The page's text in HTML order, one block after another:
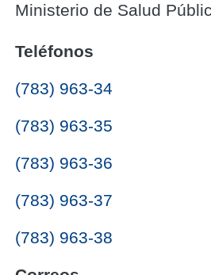
Ministerio de Salud
Teléfonos
(783) 963-34
(783) 963-35
(783) 963-36
(783) 963-37
(783) 963-38